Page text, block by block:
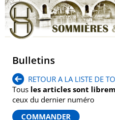
Bulletins
RETOUR A LA LISTE DE
Tous les articles sont
ceux du dernier numéro